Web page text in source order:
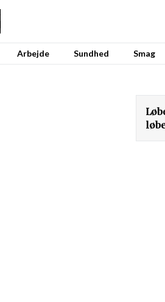
Arbejde Sundhed Smag